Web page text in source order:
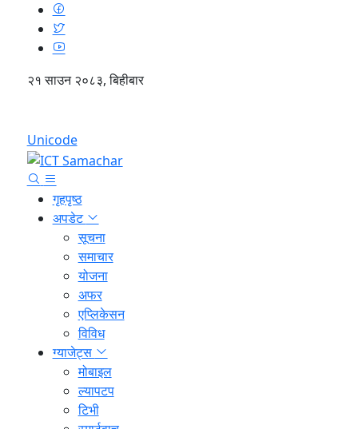
२१ साउन २०८३, बिहीबार
Unicode
गृहपृष्ठ
अपडेट
सूचना
समाचार
योजना
अफर
एप्लिकेसन
विविध
ग्याजेट्स
मोबाइल
ल्यापटप
टिभी